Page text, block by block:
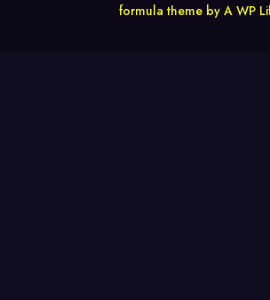
formula theme by A WP